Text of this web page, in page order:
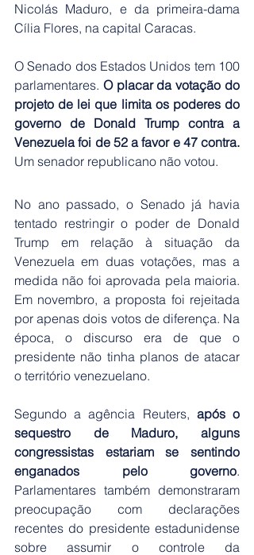
Nicolás Maduro, e da primeira-dama
Cília Flores, na capital Caracas.
O Senado dos Estados Unidos tem 100
parlamentares. O placar da votação do
projeto de lei que limita os poderes do
governo de Donald Trump contra a
Venezuela foi de 52 a favor e 47 contra.
Um senador republicano não votou.
No ano passado, o Senado já havia
tentado restringir o poder de Donald
Trump em relação à situação da
Venezuela em duas votações, mas a
medida não foi aprovada pela maioria.
Em novembro, a proposta foi rejeitada
por apenas dois votos de diferença. Na
época, o discurso era de que o
presidente não tinha planos de atacar
o território venezuelano.
Segundo a agência Reuters, após o
sequestro de Maduro, alguns
congressistas estariam se sentindo
enganados pelo governo.
Parlamentares também demonstraram
preocupação com declarações
recentes do presidente estadunidense
sobre assumir o controle da